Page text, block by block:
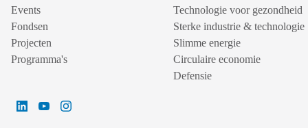
Events
Fondsen
Projecten
Programma's
Technologie voor gezondheid
Sterke industrie & technologie
Slimme energie
Circulaire economie
Defensie